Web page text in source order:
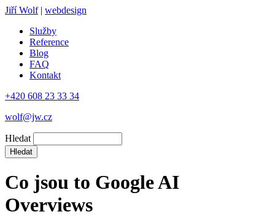
Jiří Wolf | webdesign
Služby
Reference
Blog
FAQ
Kontakt
+420 608 23 33 34
wolf@jw.cz
Hledat
Co jsou to Google AI
Overviews